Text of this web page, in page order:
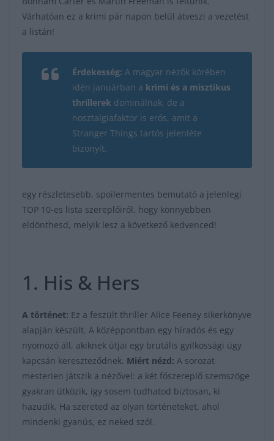
Várhatóan ez a krimi pár napon belül átveszi a vezetést
a listán!
Érdekesség: A magyar nézők körében
idén januárban a krimi és a misztikus
thrillerek dominálnak, de a
nosztalgiafaktor is erős, amit a
Stranger Things tartós jelenléte
bizonyít.
egy részletesebb, spoilermentes bemutató a jelenlegi
TOP 10-es lista szereplőiről, hogy könnyebben
eldönthesd, melyik lesz a következő kedvenced!
1. His & Hers
A történet: Ez a feszült thriller Alice Feeney sikerkönyve
alapján készült. A középpontban egy híradós és egy
nyomozó áll, akiknek útjai egy brutális gyilkossági ügy
kapcsán kereszteződnek. Miért nézd: A sorozat
mesterien játszik a nézővel: a két főszereplő szemszöge
gyakran ütközik, így sosem tudhatod biztosan, ki
hazudik. Ha szereted az olyan történeteket, ahol
mindenki gyanús, ez neked szól.